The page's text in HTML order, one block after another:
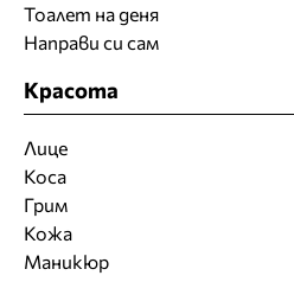
Тоалет на деня
Направи си сам
Красота
Лице
Коса
Грим
Кожа
Маникюр